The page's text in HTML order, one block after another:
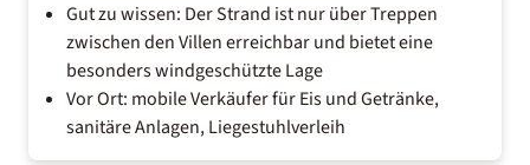
Gut zu wissen: Der Strand ist nur über Treppen
zwischen den Villen erreichbar und bietet eine
besonders windgeschützte Lage
Vor Ort: mobile Verkäufer für Eis und Getränke,
sanitäre Anlagen, Liegestuhlverleih